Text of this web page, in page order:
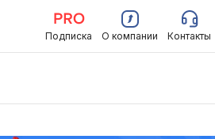
Подписка О компании Контакты